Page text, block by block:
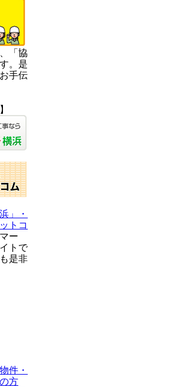
「協
。是
手伝
」・
トコ
ー
トで
是非
件・
方